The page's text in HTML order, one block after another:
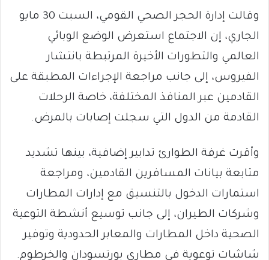
وقالت إدارة الحجر الصحي القومي، السبت 30 مايو
الجاري، إن الاجتماع استعرض الوضع الوبائي
العالمي والتطورات الأخيرة المرتبطة بانتشار
الفيروس، إلى جانب مراجعة الإجراءات المطبقة على
القادمين عبر المنافذ المختلفة، خاصة الرحلات
القادمة من الدول التي سجلت إصابات بالمرض.
وأقرت غرفة الطوارئ تدابير إضافية، بينها تشديد
متابعة بيانات المسافرين القادمين، ومراجعة
استمارات الدخول بالتنسيق مع إدارات المطارات
وشركات الطيران، إلى جانب توسيع أنشطة التوعية
الصحية داخل المطارات والمعابر الحدودية وتوفير
شاشات توعوية في مطاري بورتسودان والخرطوم.